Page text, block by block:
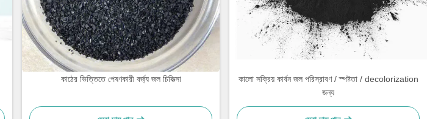
কাঠের ভিত্তিতে পেষণকারী বর্জ্য জল চিকিত্সা
কালো সক্রিয় কার্বন জল পরিস্রাবণ / স্পষ্টতা / decolorization
জন্য